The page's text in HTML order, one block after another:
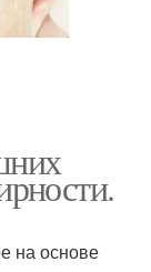
на основе